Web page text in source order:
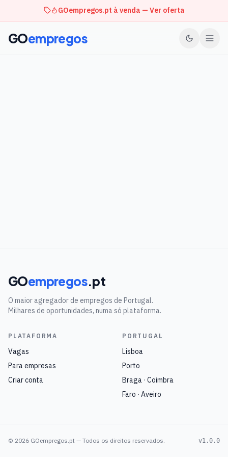
GOempregos.pt à venda — Ver oferta
GOempregos
GOempregos.pt
O maior agregador de empregos de Portugal.
Milhares de oportunidades, numa só plataforma.
PLATAFORMA
Vagas
Para empresas
Criar conta
PORTUGAL
Lisboa
Porto
Braga · Coimbra
Faro · Aveiro
© 2026 GOempregos.pt — Todos os direitos reservados. v1.0.0